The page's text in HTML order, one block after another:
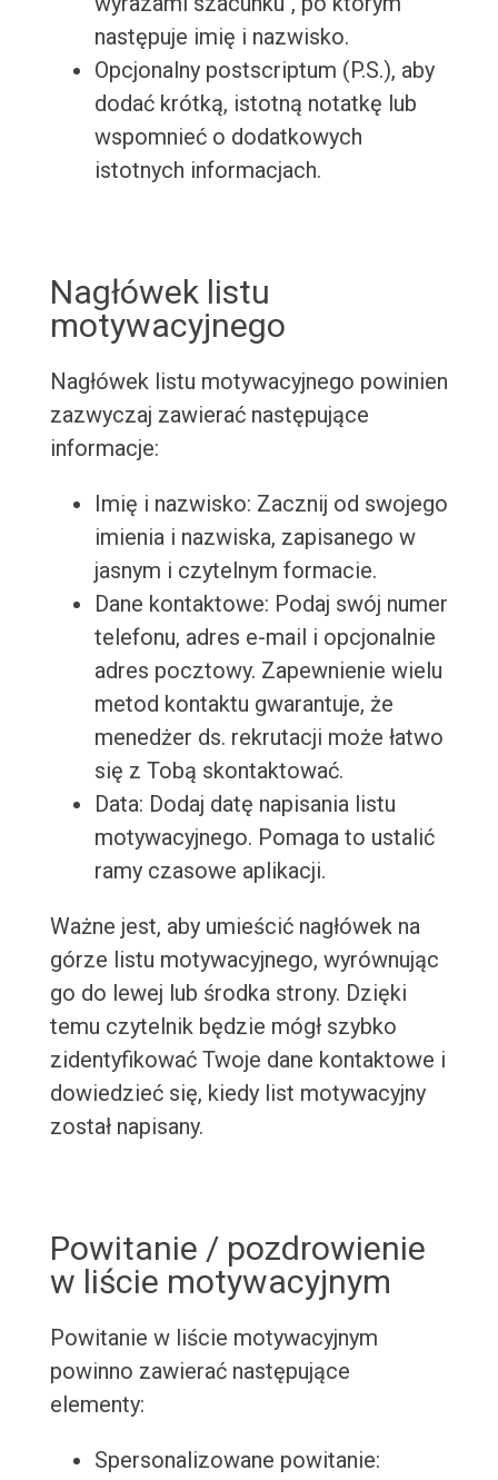
następuje imię i nazwisko.
Opcjonalny postscriptum (P.S.), aby
dodać krótką, istotną notatkę lub
wspomnieć o dodatkowych
istotnych informacjach.
Nagłówek listu
motywacyjnego
Nagłówek listu motywacyjnego powinien
zazwyczaj zawierać następujące
informacje:
Imię i nazwisko: Zacznij od swojego
imienia i nazwiska, zapisanego w
jasnym i czytelnym formacie.
Dane kontaktowe: Podaj swój numer
telefonu, adres e-mail i opcjonalnie
adres pocztowy. Zapewnienie wielu
metod kontaktu gwarantuje, że
menedżer ds. rekrutacji może łatwo
się z Tobą skontaktować.
Data: Dodaj datę napisania listu
motywacyjnego. Pomaga to ustalić
ramy czasowe aplikacji.
Ważne jest, aby umieścić nagłówek na
górze listu motywacyjnego, wyrównując
go do lewej lub środka strony. Dzięki
temu czytelnik będzie mógł szybko
zidentyfikować Twoje dane kontaktowe i
dowiedzieć się, kiedy list motywacyjny
został napisany.
Powitanie / pozdrowienie
w liście motywacyjnym
Powitanie w liście motywacyjnym
powinno zawierać następujące
elementy:
Spersonalizowane powitanie: